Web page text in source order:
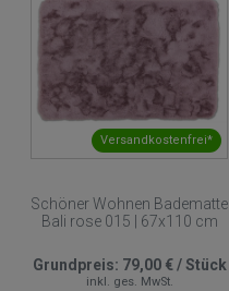
Versandkostenfrei*
Schöner Wohnen Badematte
Bali rose 015 | 67x110 cm
Grundpreis: 79,00 €/Stück
inkl. ges. MwSt.